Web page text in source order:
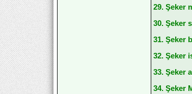
29. Şeker
30. Şeker
31. Şeker
32. Şeker
33. Şeker
34. Şeker